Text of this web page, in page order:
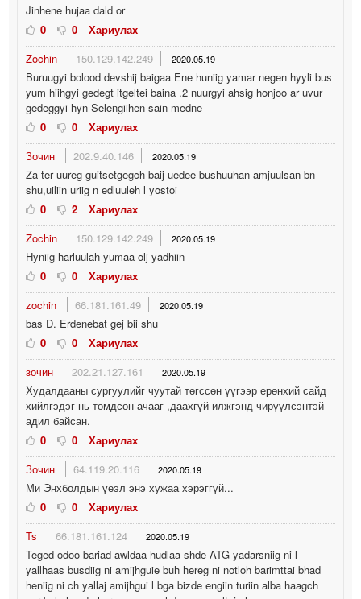
Jinhene hujaa dald or
0
0
Хариулах
Zochin
150.129.142.249 2020.05.19
Buruugyi bolood devshij baigaa Ene huniig yamar negen hyyli bus
yum hiihgyi gedegt itgeltei baina .2 nuurgyi ahsig honjoo ar uvur
gedeggyi hyn Selengiihen sain medne
0
0
Хариулах
Зочин
202.9.40.146 2020.05.19
Za ter uureg guitsetgegch baij uedee bushuuhan amjuulsan bn
shu,uiliin uriig n edluuleh l yostoi
0
2
Хариулах
Zochin
150.129.142.249 2020.05.19
Hyniig harluulah yumaa olj yadhiin
0
0
Хариулах
zochin
66.181.161.49 2020.05.19
bas D. Erdenebat gej bii shu
0
0
Хариулах
зочин
202.21.127.161 2020.05.19
Худалдааны сургуулийг чуутай төгссөн үүгээр ерөнхий сайд
хийлгэдэг нь томдсон ачааг ,даахгүй илжгэнд чирүүлсэнтэй
адил байсан.
0
0
Хариулах
Зочин
64.119.20.116 2020.05.19
Ми Энхболдын үеэл энэ хужаа хэрэггүй...
0
0
Хариулах
Ts
66.181.161.124 2020.05.19
Teged odoo bariad awldaa hudlaa shde ATG yadarsniig ni l
yallhaas busdiig ni amijhguie buh hereg ni notloh barimttai bhad
heniig ni ch yallaj amijhgui l bga bizde engiin turiin alba haagch